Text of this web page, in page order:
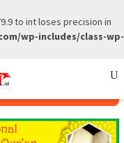
to int loses precision in
wp-includes/class-wp-